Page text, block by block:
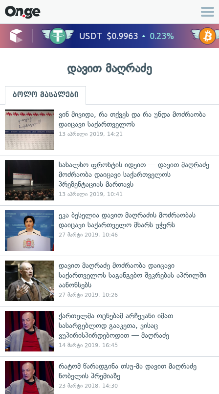
დავით მაღრაძე
ბოლო მასალები
ვინ მივიდა, რა თქვეს და რა უნდა მოძრაობა
დაიცავი საქართველოს
13 აპრილი 2019, 14:21
სახალხო ფრონტის იდეით — დავით მაღრაძე
მოძრაობა დაიცავი საქართველოს
პრეზენტაციას მართავს
13 აპრილი 2019, 10:41
ეკა ბესელია დავით მაღრაძის მოძრაობას
დაიცავი საქართველო მხარს უჭერს
27 მარტი 2019, 10:46
დავით მაღრაძე მოძრაობა დაიცავი
საქართველოს საგანგებო შეკრებას აპრილში
აანონსებს
27 მარტი 2019, 10:26
ქართულმა ოცნებამ არჩევანი იმათ
სასარგებლოდ გააკეთა, ვისაც
ვუპირისპირდებოდით — მაღრაძე
14 მარტი 2019, 16:45
რატომ წარადგინა თსუ-მა დავით მაღრაძე
ნობელის პრემიაზე
23 მარტი 2018, 14:30